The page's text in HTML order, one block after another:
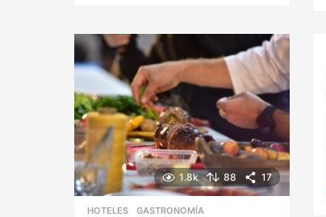
s
1.8k 88 17
HOTELES GASTRONOMÍA